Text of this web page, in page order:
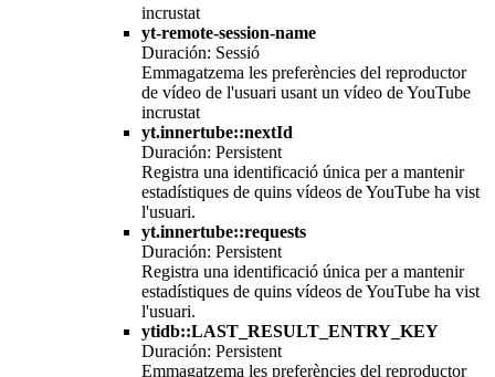
incrustat
yt-remote-session-name
Duración: Sessió
Emmagatzema les preferències del reproductor
de vídeo de l'usuari usant un vídeo de YouTube
incrustat
yt.innertube::nextId
Duración: Persistent
Registra una identificació única per a mantenir
estadístiques de quins vídeos de YouTube ha vist
l'usuari.
yt.innertube::requests
Duración: Persistent
Registra una identificació única per a mantenir
estadístiques de quins vídeos de YouTube ha vist
l'usuari.
ytidb::LAST_RESULT_ENTRY_KEY
Duración: Persistent
Emmagatzema les preferències del reproductor